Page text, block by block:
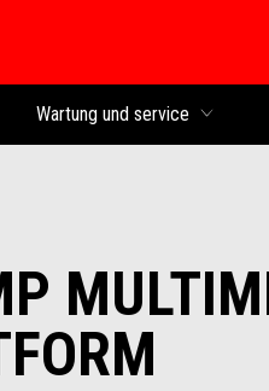
Wartung und service